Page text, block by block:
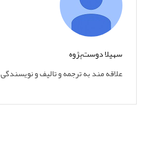
سهیلا دوست‌پژوه
علاقه مند به ترجمه و تالیف و نویسندگی